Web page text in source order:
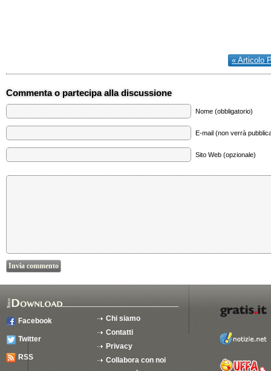
« Articolo
Commenta o partecipa alla discussione
Nome (obbligatorio)
E-mail (non verrà
Sito Web (opzionale)
Facebook
Twitter
RSS
Chi siamo
Contatti
Privacy
Collabora con noi